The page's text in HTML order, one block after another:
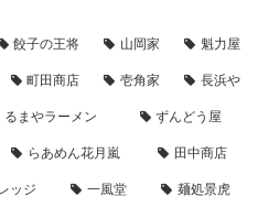
餃子の王将 山岡家 魁力屋
町田商店 壱角家 長浜や
るまやラーメン ずんどう屋
らあめん花月嵐 田中商店
ッジ 一風堂 麺処景虎